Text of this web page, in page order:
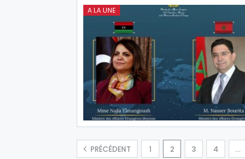
A LA UNE
PRÉCÉDENT 1 2 3 4 …